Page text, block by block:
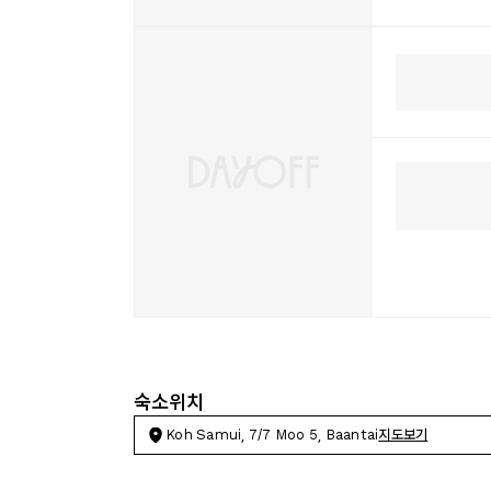
숙소위치
Koh Samui, 7/7 Moo 5, Baantai지도보기